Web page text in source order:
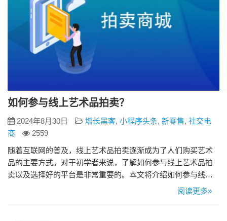
如何参与线上艺术品拍卖？
2024年8月30日 增长黑客, 小程序头条, 新零售, 社交电
商
2559
随着互联网的普及，线上艺术品拍卖逐渐成为了人们购买艺术
品的主要方式。对于初学者来说，了解如何参与线上艺术品拍
卖以及选择好的平台是非常重要的。本文将介绍如何参与线上
艺术品拍卖。 如何参与线上艺术品拍卖 1. 注册平台账号 首先，
阅读更多»